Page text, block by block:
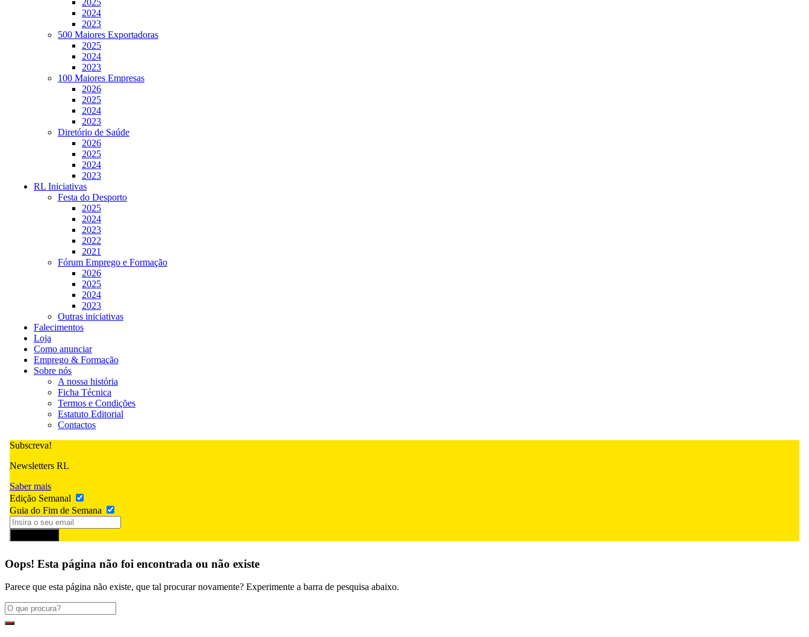
2024
2023
500 Maiores Exportadoras
2025
2024
2023
100 Maiores Empresas
2026
2025
2024
2023
Diretório de Saúde
2026
2025
2024
2023
RL Iniciativas
Festa do Desporto
2025
2024
2023
2022
2021
Fórum Emprego e Formação
2026
2025
2024
2023
Outras iniciativas
Falecimentos
Loja
Como anunciar
Emprego & Formação
Sobre nós
A nossa história
Ficha Técnica
Termos e Condições
Estatuto Editorial
Contactos
Subscreva!
Newsletters RL
Saber mais
Edição Semanal
Guia do Fim de Semana
Oops! Esta página não foi encontrada ou não existe
Parece que esta página não existe, que tal procurar novamente? Experimente a barra de pesquisa abaixo.